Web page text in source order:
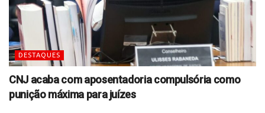
DESTAQUES
CNJ acaba com aposentadoria compulsória como
punição máxima para juízes